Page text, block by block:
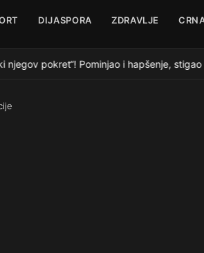
DIJASPORA ZDRAVLJE
njegov pokret“! Pominjao i hapšenje,